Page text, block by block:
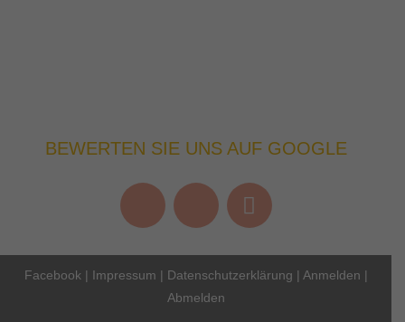
BEWERTEN SIE UNS AUF GOOGLE
Facebook | Impressum | Datenschutzerklärung | Anmelden |
Abmelden